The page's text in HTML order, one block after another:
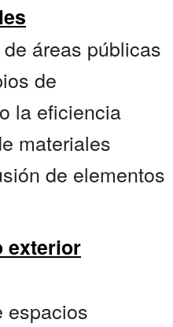
áreas públicas
de
la eficiencia
materiales
de elementos
exterior
espacios